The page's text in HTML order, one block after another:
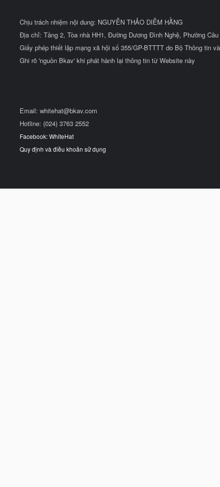
Chịu trách nhiệm nội dung: NGUYỄN THẢO DIỄM HẰNG
Địa chỉ: Tầng 2, Tòa nhà HH1, Đường Dương Đình Nghệ, Phường
Giấy phép thiết lập mạng xã hội số 355/GP-BTTTT do Bộ Thông tin
Ghi rõ 'nguồn Bkav' khi phát hành lại thông tin từ Website này
Email: whitehat@bkav.com
Hotline: (024) 3763 2552
Facebook: WhiteHat
Quy định và điều khoản sử dụng